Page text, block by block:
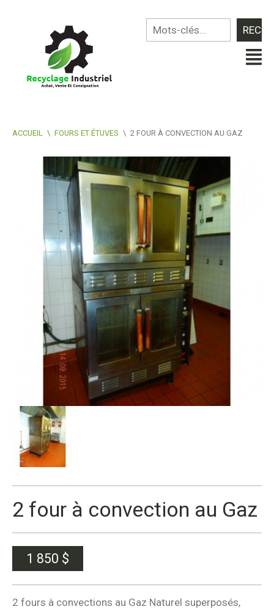
ACCUEIL \ FOURS ET ÉTUVES \ 2 FOUR À CONVECTION AU GAZ
2 four à convection au Gaz
1 850 $
2 fours à convections au Gaz Naturel superposés,